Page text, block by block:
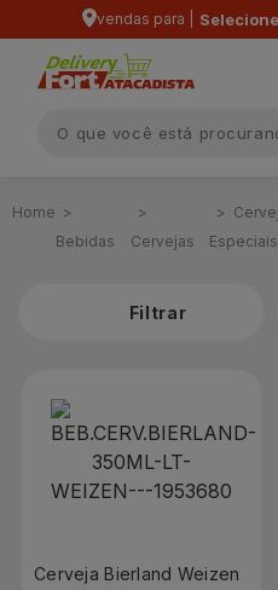
vendas para |
Bebidas Cervejas
Especiais
Filtrar
Cerveja Bierland Weizen